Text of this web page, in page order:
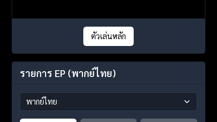
ตัวเล่นหลัก
รายการ EP (พากย์ไทย)